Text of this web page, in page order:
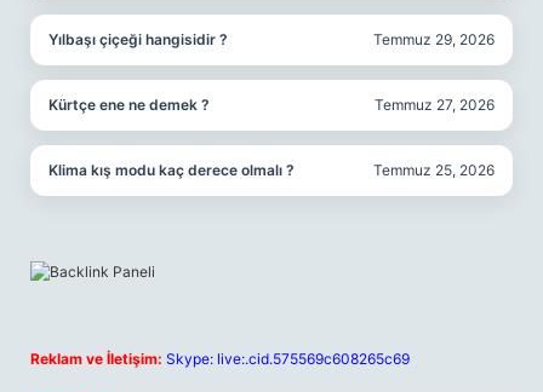
Yılbaşı çiçeği hangisidir ? Temmuz 29, 2026
Kürtçe ene ne demek ? Temmuz 27, 2026
Klima kış modu kaç derece olmalı ? Temmuz 25, 2026
Reklam ve İletişim: Skype: live:.cid.575569c608265c69